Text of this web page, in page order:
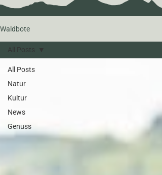
Waldbote
All Posts
Natur
Kultur
News
Genuss
All Posts